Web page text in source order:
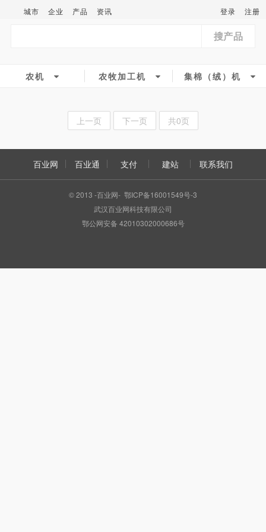
城市 企业 产品 资讯 登录 注册
搜产品
农机 农牧加工机 集棉（绒）机
上一页 下一页 共0页
百业网 百业通 支付 建站 联系我们
© 2013 -百业网- 鄂ICP备16001549号-3
武汉百业网科技有限公司
鄂公网安备 42010302000686号